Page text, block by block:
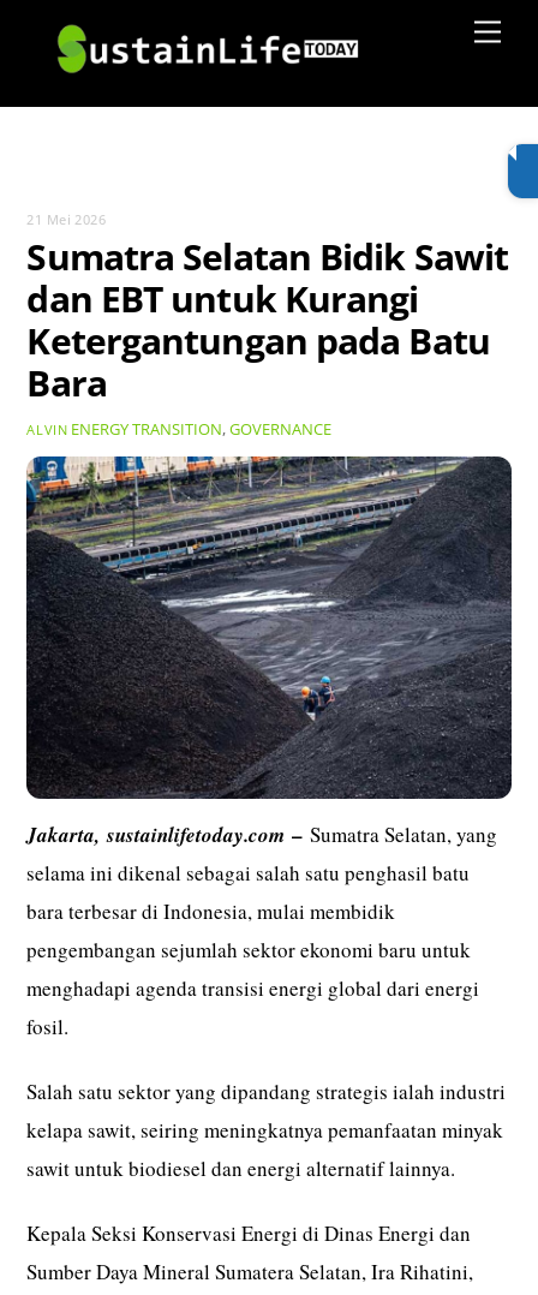
content
21 Mei 2026
Sumatra Selatan Bidik Sawit
dan EBT untuk Kurangi
Ketergantungan pada Batu
Bara
ALVIN ENERGY TRANSITION,GOVERNANCE
Jakarta,sustainlifetoday.com – Sumatra Selatan, yang
selama ini dikenal sebagai salah satu penghasil batu
bara terbesar di Indonesia, mulai membidik
pengembangan sejumlah sektor ekonomi baru untuk
menghadapi agenda transisi energi global dari energi
fosil.
Salah satu sektor yang dipandang strategis ialah industri
kelapa sawit, seiring meningkatnya pemanfaatan minyak
sawit untuk biodiesel dan energi alternatif lainnya.
Kepala Seksi Konservasi Energi di Dinas Energi dan
Sumber Daya Mineral Sumatera Selatan, Ira Rihatini,